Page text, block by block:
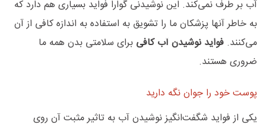
آب بر طرف نمی‌کند. این نوشیدنی گوارا فواید بسیاری هم دارد که
به خاطر آنها پزشکان ما را تشویق به استفاده به اندازه کافی از آن
می‌کنند. فواید نوشیدن آب کافی برای سلامتی بدن همه ما
ضروری هستند.
پوست خود را جوان نگه دارید
یکی از فواید شگفت‌انگیز نوشیدن آب به تاثیر مثبت آن روی